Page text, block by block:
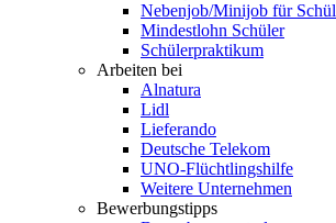
Nebenjob/Minijob für
Mindestlohn Schüler
Schülerpraktikum
Arbeiten bei
Alnatura
Lidl
Lieferando
Deutsche Telekom
UNO-Flüchtlingshilfe
Weitere Unternehmen
Bewerbungstipps